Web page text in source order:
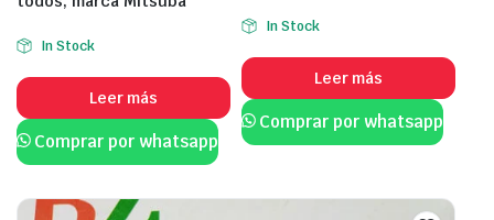
In Stock
Leer más
Comprar por whatsapp
In Stock
Leer más
Comprar por whatsapp